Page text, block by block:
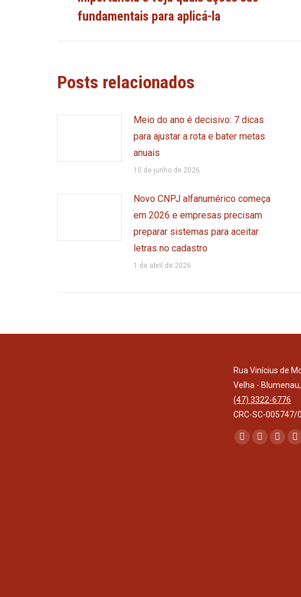
post:
anterior:
fundamentais para aplicá-la
Posts relacionados
Meio do ano é decisivo: 7 dicas
para ajustar a rota e bater metas
anuais
10 de junho de 2026
Novo CNPJ alfanumérico começa
em 2026 e empresas precisam
preparar sistemas para aceitar
letras no cadastro
1 de abril de 2026
Rua Vinícius de
Velha -
(47) 3322-6776
CRC-SC-005747/
Encontre-nos em:
FacebookInstagram
Mail